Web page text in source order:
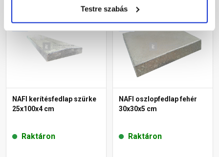
Testre szabás
NAFI kerítésfedlap szürke
25x100x4 cm
Raktáron
NAFI oszlopfedlap fehér
30x30x5 cm
Raktáron